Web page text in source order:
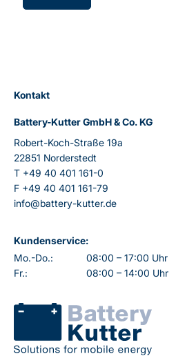
Kontakt
Battery-Kutter GmbH & Co. KG
Robert-Koch-Straße 19a
22851 Norderstedt
T +49 40 401 161-0
F +49 40 401 161-79
info@battery-kutter.de
Kundenservice:
Mo.-Do.:
08:00 – 17:00 Uhr
Fr.:
08:00 – 14:00 Uhr